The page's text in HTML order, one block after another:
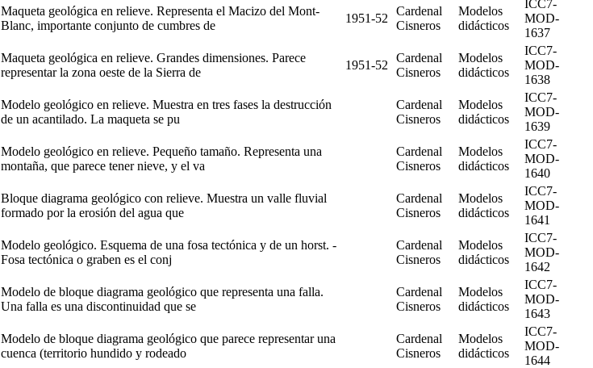
Maqueta geológica en relieve. Representa el Macizo del Mont-
Blanc, importante conjunto de cumbres de
1951-52
Cardenal
Cisneros
Modelos
didácticos
ICC7-
MOD-
1637
Maqueta geológica en relieve. Grandes dimensiones. Parece
representar la zona oeste de la Sierra de
1951-52
Cardenal
Cisneros
Modelos
didácticos
ICC7-
MOD-
1638
Modelo geológico en relieve. Muestra en tres fases la destrucción
de un acantilado. La maqueta se pu
Cardenal
Cisneros
Modelos
didácticos
ICC7-
MOD-
1639
Modelo geológico en relieve. Pequeño tamaño. Representa una
montaña, que parece tener nieve, y el va
Cardenal
Cisneros
Modelos
didácticos
ICC7-
MOD-
1640
Bloque diagrama geológico con relieve. Muestra un valle fluvial
formado por la erosión del agua que
Cardenal
Cisneros
Modelos
didácticos
ICC7-
MOD-
1641
Modelo geológico. Esquema de una fosa tectónica y de un horst. -
Fosa tectónica o graben es el conj
Cardenal
Cisneros
Modelos
didácticos
ICC7-
MOD-
1642
Modelo de bloque diagrama geológico que representa una falla.
Una falla es una discontinuidad que se
Cardenal
Cisneros
Modelos
didácticos
ICC7-
MOD-
1643
Modelo de bloque diagrama geológico que parece representar una
cuenca (territorio hundido y rodeado
Cardenal
Cisneros
Modelos
didácticos
ICC7-
MOD-
1644